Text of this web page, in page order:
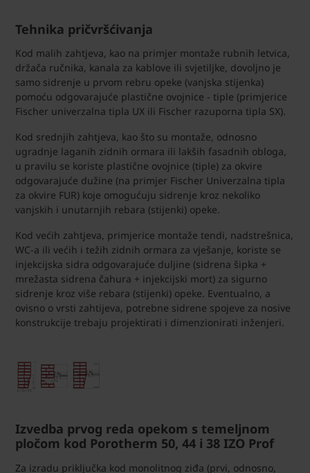
Tehnika pričvršćivanja
Kod malih zahtjeva, kao na primjer montaže rubnih letvica,
držača ručnika, kanala za kablove ili svjetiljke, dovoljno je
samo sidrenje u prvom rebru opeke (vanjska stijenka)
pomoću odgovarajuće plastične ovojnice - tiple (primjerice
Fischer univerzalna tipla UX ili Fischer razuporna tipla SX).
Kod srednjih zahtjeva, kao što su montaže, odnosno
ugradnje laganih zidnih ormara ili lakših fasadnih obloga,
u pravilu se koriste plastične ovojnice (tiple) za okvire
odgovarajuće dužine (na primjer Fischer Univerzalna tipla
za okvire FUR) koje omogućuju sidrenje kroz nekoliko
vanjskih i unutarnjih rebara (stijenki) opeke.
Kod većih zahtjeva, primjerice montaže tendi, nadstrešnica,
WC-a ili većih i težih zidnih ormara za vješanje, koriste se
injekcijska sidra odgovarajuće duljine (sidrena šipka +
mrežasta sidrena čahura + injekcijski mort) za sigurno
sidrenje kroz više rebara (stijenki) opeke. Eventualno, a
ovisno o vrsti zahtijeva, potrebne sidrene spojeve za nosive
konstrukcije trebaju projektirati i dimenzionirati inženjeri.
Izvedba prvog reda opekom s temeljnom
pločom kod Porotherm 50, 44 i 38 IZO Prof
Za izradu priključka kod monolitnog ziđa (prvi, odnosno,